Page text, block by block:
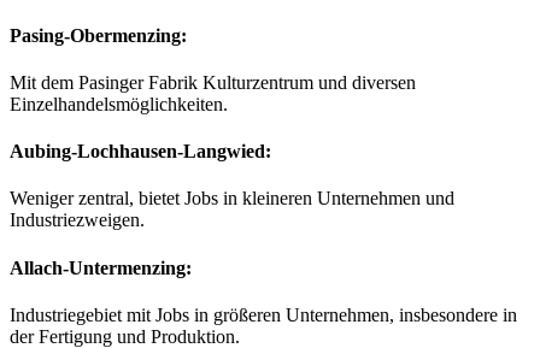
Pasing-Obermenzing:
Mit dem Pasinger Fabrik Kulturzentrum und diversen
Einzelhandelsmöglichkeiten.
Aubing-Lochhausen-Langwied:
Weniger zentral, bietet Jobs in kleineren Unternehmen und
Industriezweigen.
Allach-Untermenzing:
Industriegebiet mit Jobs in größeren Unternehmen, insbesondere in
der Fertigung und Produktion.